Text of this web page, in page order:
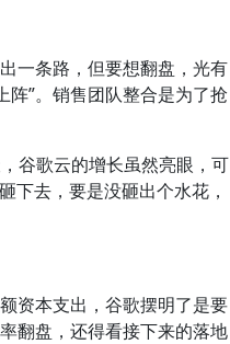
一条路，但要想翻盘，光有
阵”。销售团队整合是为了抢
谷歌云的增长虽然亮眼，可
下去，要是没砸出个水花，
资本支出，谷歌摆明了是要
翻盘，还得看接下来的落地